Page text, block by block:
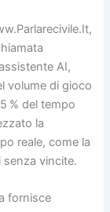
AI,
volume di gioco
% del tempo
la
reale, come la
senza vincite.
fornisce